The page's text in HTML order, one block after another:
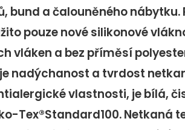
bund a čalouněného nábytku.
pouze nové silikonové
vláken a bez příměsí
nadýchanost a tvrdost
vlastnosti, je bílá,
Tex®Standard100. Netkaná